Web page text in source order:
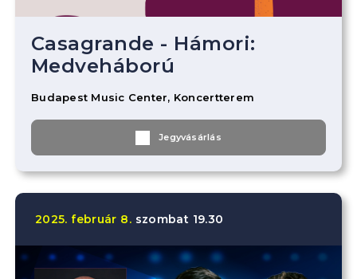
Casagrande - Hámori:
Medveháború
Budapest Music Center, Koncertterem
Jegyvásárlás
2025. február 8. szombat 19.30